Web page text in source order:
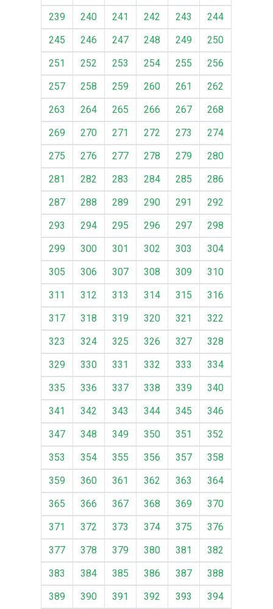
239
240 241 242 243
244
245
246 247 248 249
250
251
252 253 254 255
256
257
258 259 260 261
262
263
264 265 266 267
268
269
270 271 272 273
274
275
276 277 278 279
280
281
282 283 284 285
286
287
288 289 290 291
292
293
294 295 296 297
298
299
300 301 302 303
304
305
306 307 308 309
310
311
312 313 314 315
316
317
318 319 320 321
322
323
324 325 326 327
328
329
330 331 332 333
334
335
336 337 338 339
340
341
342 343 344 345
346
347
348 349 350 351
352
353
354 355 356 357
358
359
360 361 362 363
364
365
366 367 368 369
370
371
372 373 374 375
376
377
378 379 380 381
382
383
384 385 386 387
388
389
390 391 392 393 394